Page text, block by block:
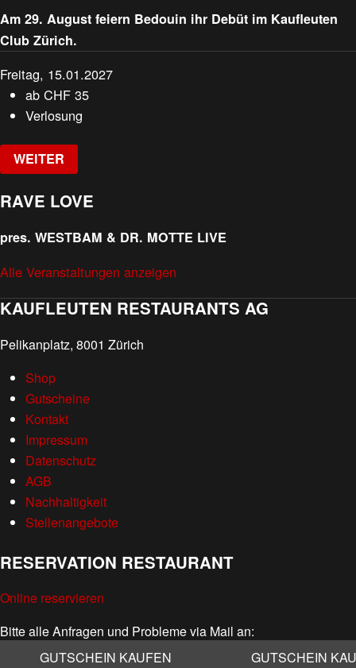
Am 29. August feiern Bedouin ihr Debüt im Kaufleuten
Club Zürich.
Freitag, 15.01.2027
abCHF 35
Verlosung
WEITER
RAVE LOVE
pres. WESTBAM & DR. MOTTE LIVE
Alle Veranstaltungen anzeigen
KAUFLEUTEN RESTAURANTS AG
Pelikanplatz, 8001 Zürich
Shop
Gutscheine
Kontakt
Impressum
Datenschutz
AGB
Nachhaltigkeit
Stellenangebote
RESERVATION RESTAURANT
Online reservieren
Bitte alle Anfragen und Probleme via Mail an:
info@kaufleuten.ch
GUTSCHEIN KAUFEN GUTSCHEIN